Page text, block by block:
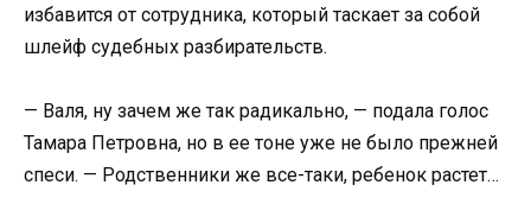
избавится от сотрудника, который таскает за собой
шлейф судебных разбирательств.
— Валя, ну зачем же так радикально, — подала голос
Тамара Петровна, но в ее тоне уже не было прежней
спеси. — Родственники же все-таки, ребенок растет…